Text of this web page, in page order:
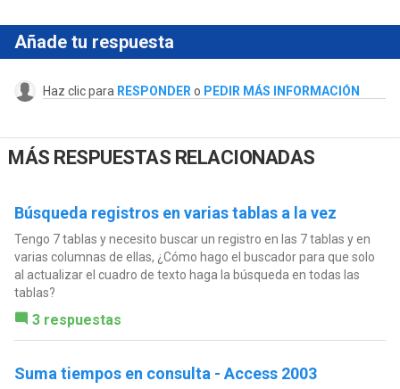
Añade tu respuesta
Haz clic para RESPONDER o PEDIR MÁS INFORMACIÓN
MÁS RESPUESTAS RELACIONADAS
Búsqueda registros en varias tablas a la vez
Tengo 7 tablas y necesito buscar un registro en las 7 tablas y en
varias columnas de ellas, ¿Cómo hago el buscador para que solo
al actualizar el cuadro de texto haga la búsqueda en todas las
tablas?
3 respuestas
Suma tiempos en consulta - Access 2003